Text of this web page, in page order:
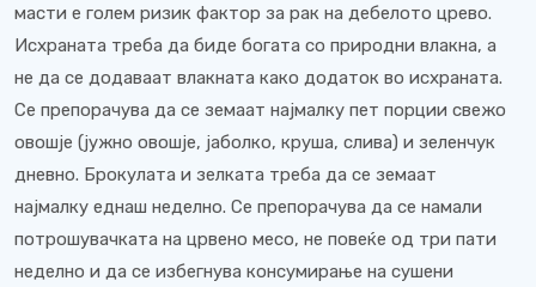
масти е голем ризик фактор за рак на дебелото црево.
Исхраната треба да биде богата со природни влакна, а
не да се додаваат влакната како додаток во исхраната.
Се препорачува да се земаат најмалку пет порции свежо
овошје (јужно овошје, јаболко, круша, слива) и зеленчук
дневно. Брокулата и зелката треба да се земаат
најмалку еднаш неделно. Се препорачува да се намали
потрошувачката на црвено месо, не повеќе од три пати
неделно и да се избегнува консумирање на сушени